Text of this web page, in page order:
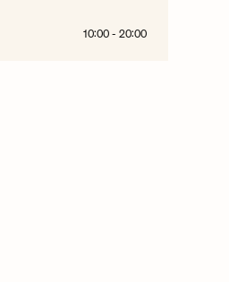
10:00 - 20:00